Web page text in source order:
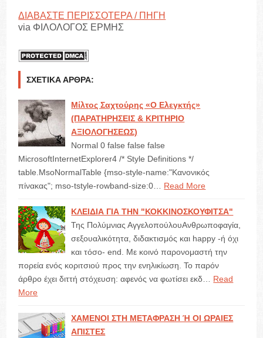
ΔΙΑΒΑΣΤΕ ΠΕΡΙΣΣΟΤΕΡΑ / ΠΗΓΗ
via ΦΙΛΟΛΟΓΟΣ ΕΡΜΗΣ
ΣΧΕΤΙΚΆ ΆΡΘΡΑ:
Μίλτος Σαχτούρης «Ο Ελεγκτής»
(ΠΑΡΑΤΗΡΗΣΕΙΣ & ΚΡΙΤΗΡΙΟ
ΑΞΙΟΛΟΓΗΣΕΩΣ)
Normal 0 false false false
MicrosoftInternetExplorer4 /* Style Definitions */
table.MsoNormalTable {mso-style-name:"Κανονικός
πίνακας"; mso-tstyle-rowband-size:0…
Read More
ΚΛΕΙΔΙΑ ΓΙΑ ΤΗΝ "ΚΟΚΚΙΝΟΣΚΟΥΦΙΤΣΑ"
Της Πολύμνιας ΑγγελοπούλουΑνθρωποφαγία,
σεξουαλικότητα, διδακτισμός και happy -ή όχι
και τόσο- end. Με κοινό παρονομαστή την
πορεία ενός κοριτσιού προς την ενηλικίωση. Το παρόν
άρθρο έχει διττή στόχευση: αφενός να φωτίσει εκδ…
Read
More
ΧΑΜΕΝΟΙ ΣΤΗ ΜΕΤΑΦΡΑΣΗ Ή ΟΙ ΩΡΑΙΕΣ
ΑΠΙΣΤΕΣ